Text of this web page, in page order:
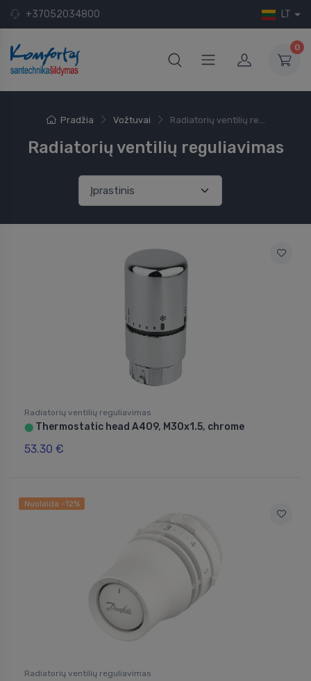
+37052034800 LT
0
Pradžia Vožtuvai Radiatorių ventilių re...
Radiatorių ventilių reguliavimas
Radiatorių ventilių reguliavimas
⬤ Thermostatic head A409, M30x1.5, chrome
53.30 €
Nuolaida -12%
Radiatorių ventilių reguliavimas